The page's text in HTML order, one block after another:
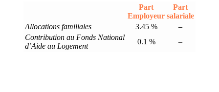
Part
Employeur
Part
salariale
Allocations familiales
3.45 %
–
Contribution au Fonds National
d’Aide au Logement
0.1 % –